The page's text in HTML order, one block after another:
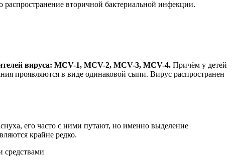
вторичной бактериальной инфекции.
вируса: MCV-1, MCV-2, MCV-3, MCV-4. Причём у детей
проявляются в виде одинаковой сыпи. Вирус распространен
его часто с ними путают, но именно выделение
крайне редко.